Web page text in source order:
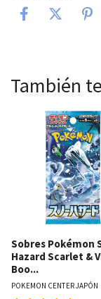
También
Sobres Pokémon
Hazard Scarlet &
Boo...
POKEMON CENTER JAPÓN